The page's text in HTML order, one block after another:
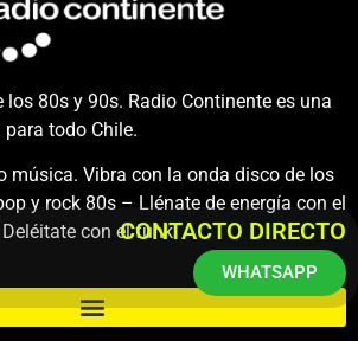
80s y 90s. Radio Continente es una
para todo Chile.
música. Vibra con la onda disco de los
y rock 80s – Llénate de energía con el
con el funk.
CONTACTO DIRECTO
WHATSAPP